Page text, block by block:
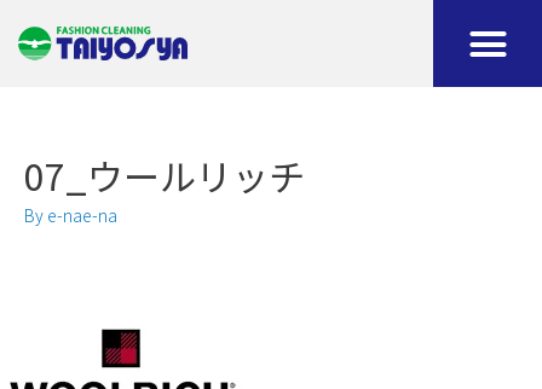
07_ウールリッチ
By e-nae-na